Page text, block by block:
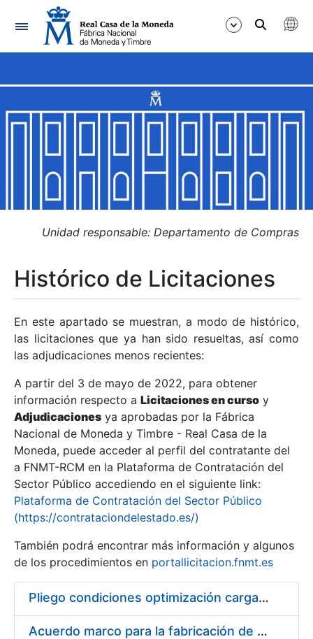
Navegación
Mostrar/Ocultar
Mostrar/Ocultar
Mostrar/Ocultar
Mostrar/Ocultar
Mostrar/Ocultar
Mostrar/Ocultar
Unidad responsable: Departamento de Compras
Histórico de Licitaciones
En este apartado se muestran, a modo de histórico,
las licitaciones que ya han sido resueltas, así como
las adjudicaciones menos recientes:
A partir del 3 de mayo de 2022, para obtener
información respecto a Licitaciones en curso y
Adjudicaciones ya aprobadas por la Fábrica
Nacional de Moneda y Timbre - Real Casa de la
Moneda, puede acceder al perfil del contratante del
a FNMT-RCM en la Plataforma de Contratación del
Sector Público accediendo en el siguiente link:
Plataforma de Contratación del Sector Público
(https://contrataciondelestado.es/)
También podrá encontrar más información y algunos
de los procedimientos en portallicitacion.fnmt.es
Pliego condiciones optimización cargas compras firmado
Acuerdo marco para la fabricación de piezas